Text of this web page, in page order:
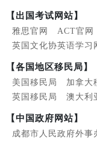
【出国考试网站】
雅思官网 ACT官网
英国文化协英语学习
【各国地区移民局】
美国移民局 加拿大
英国移民局
澳大利
【中国政府网站】
成都市人民政府外事